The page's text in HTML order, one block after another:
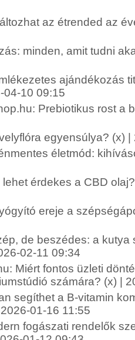
az étrended az
minden, amit tudni
ajándékozás
04-10 09:15
Prebiotikus rost a
egyensúlya? (x)
életmód:
érdekes a CBD
ereje a
de beszédes: a kutya
02-11 09:34
Miért fontos üzleti
számára? (x) |
segíthet a B-vitamin
01-16 11:55
fogászati rendelők